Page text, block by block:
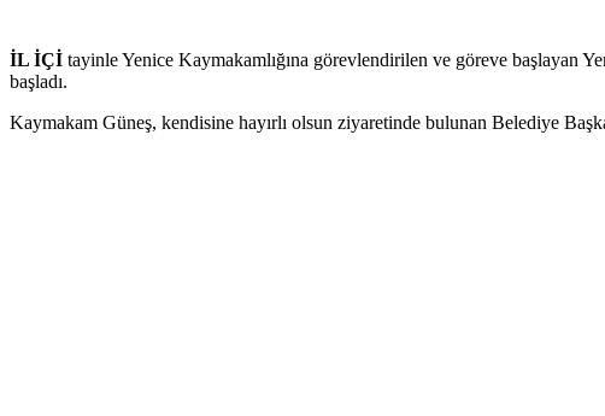
İL İÇİ tayinle Yenice Kaymakamlığına görevlendirilen ve göreve başlayan
başladı.
Kaymakam Güneş, kendisine hayırlı olsun ziyaretinde bulunan Belediye